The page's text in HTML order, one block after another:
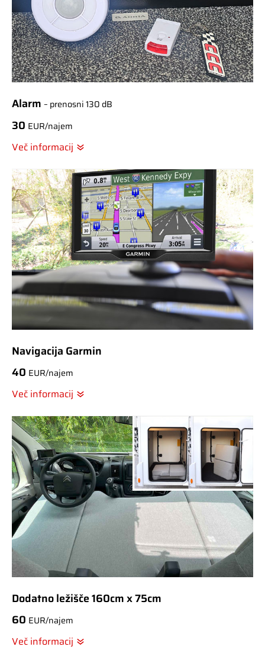
Alarm – prenosni 130 dB
30 EUR/najem
Več informacij
Navigacija Garmin
40 EUR/najem
Več informacij
Dodatno ležišče 160cm x 75cm
60 EUR/najem
Več informacij